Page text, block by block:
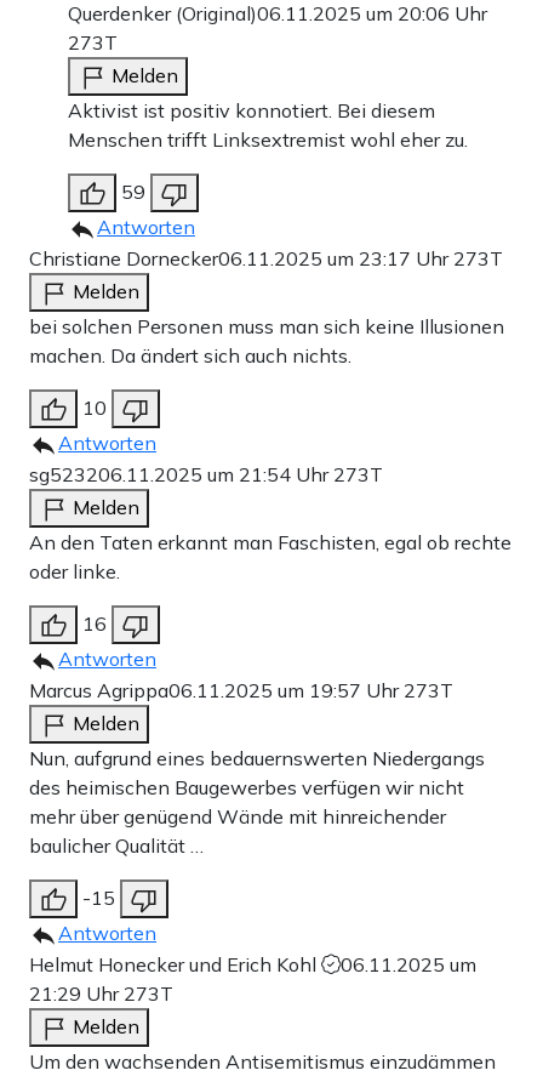
Querdenker (Original)06.11.2025 um 20:06 Uhr
273T
Melden
Aktivist ist positiv konnotiert. Bei diesem
Menschen trifft Linksextremist wohl eher zu.
59
Antworten
Christiane Dornecker06.11.2025 um 23:17 Uhr 273T
Melden
bei solchen Personen muss man sich keine Illusionen
machen. Da ändert sich auch nichts.
10
Antworten
sg523206.11.2025 um 21:54 Uhr 273T
Melden
An den Taten erkannt man Faschisten, egal ob rechte
oder linke.
16
Antworten
Marcus Agrippa06.11.2025 um 19:57 Uhr 273T
Melden
Nun, aufgrund eines bedauernswerten Niedergangs
des heimischen Baugewerbes verfügen wir nicht
mehr über genügend Wände mit hinreichender
baulicher Qualität …
-15
Antworten
Helmut Honecker und Erich Kohl
06.11.2025 um
21:29 Uhr 273T
Melden
Um den wachsenden Antisemitismus einzudämmen